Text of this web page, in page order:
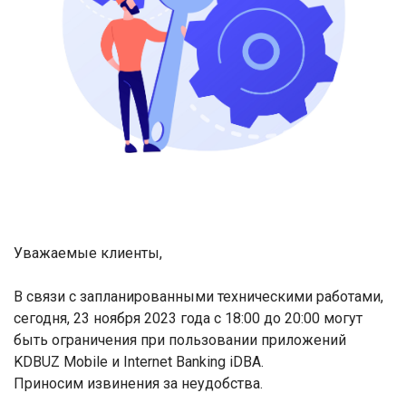
Уважаемые клиенты,
В связи с запланированными техническими работами,
сегодня, 23 ноября 2023 года с 18:00 до 20:00 могут
быть ограничения при пользовании приложений
KDBUZ Mobile и Internet Banking iDBA.
Приносим извинения за неудобства.